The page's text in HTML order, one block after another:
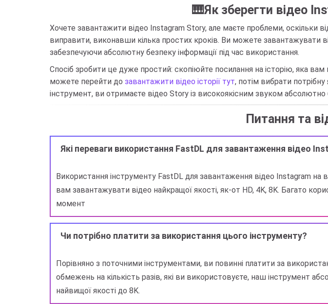
🎹Як зберегти відео
Хочете завантажити відео Instagram Story, але маєте проблеми,
виправити, виконавши кілька простих кроків. Ви можете завантажувати
забезпечуючи абсолютну безпеку інформації під час використання.
Спосіб зробити це дуже простий: скопіюйте посилання на історію, яка
можете перейти до завантажити відео історії тут, потім вибрати
інструмент, ви отримаєте відео Story із високоякісним звуком
Питання та
Які переваги використання FastDL для завантаження відео
Використання інструменту FastDL для завантаження відео Instagram
вам завантажувати відео найкращої якості, як-от HD, 4K, 8K. Багато
момент
Чи потрібно платити за використання цього інструменту?
Порівняно з поточними інструментами, ви повинні платити за
обмежень на кількість разів, які ви використовуєте, наш інструмент
найвищої якості до 8K.